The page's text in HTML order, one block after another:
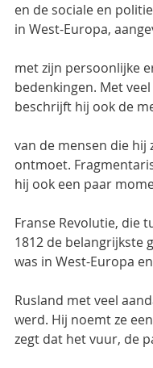
en de sociale en
in West-Europa,
met zijn persoonlijke
bedenkingen. Met
beschrijft hij ook de
van de mensen die hij
ontmoet.
hij ook een paar
Franse Revolutie, die
1812 de belangrijkste
was in West-Europa
Rusland met veel
werd. Hij noemt ze
zegt dat het vuur, de